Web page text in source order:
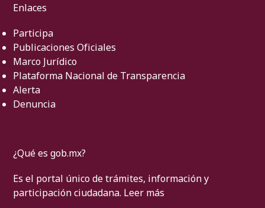
Enlaces
Participa
Publicaciones Oficiales
Marco Jurídico
Plataforma Nacional de Transparencia
Alerta
Denuncia
¿Qué es gob.mx?
Es el portal único de trámites, información y
participación ciudadana. Leer más